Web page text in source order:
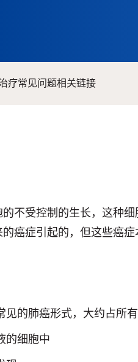
疗常见问题相关链接
不受控制的生长，这种细
癌症引起的，但这些癌症
见的肺癌形式，大约占所
的细胞中